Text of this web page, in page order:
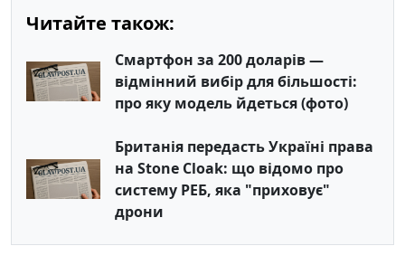
Читайте також:
Смартфон за 200 доларів —
відмінний вибір для більшості:
про яку модель йдеться (фото)
Британія передасть Україні права
на Stone Cloak: що відомо про
систему РЕБ, яка "приховує"
дрони